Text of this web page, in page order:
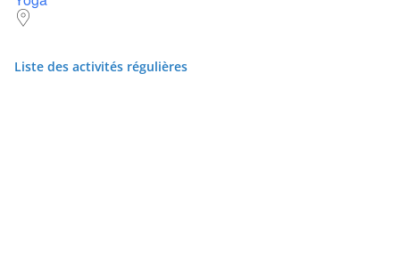
Liste des activités régulières